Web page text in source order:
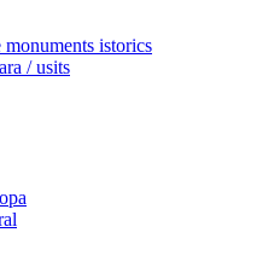
istorics
/ usits